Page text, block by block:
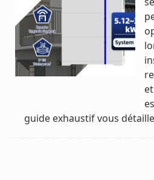
guide exhaustif vous